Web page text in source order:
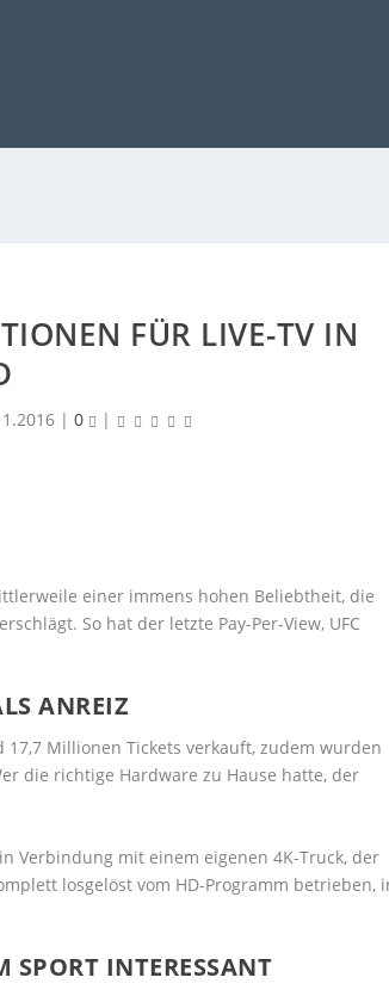
FÜR LIVE-TV IN
| 0 |
einer immens hohen Beliebtheit, die
So hat der letzte Pay-Per-View, UFC
ANREIZ
Millionen Tickets verkauft, zudem wurden
die richtige Hardware zu Hause hatte, der
Verbindung mit einem eigenen 4K-Truck, der
losgelöst vom HD-Programm betrieben,
SPORT INTERESSANT